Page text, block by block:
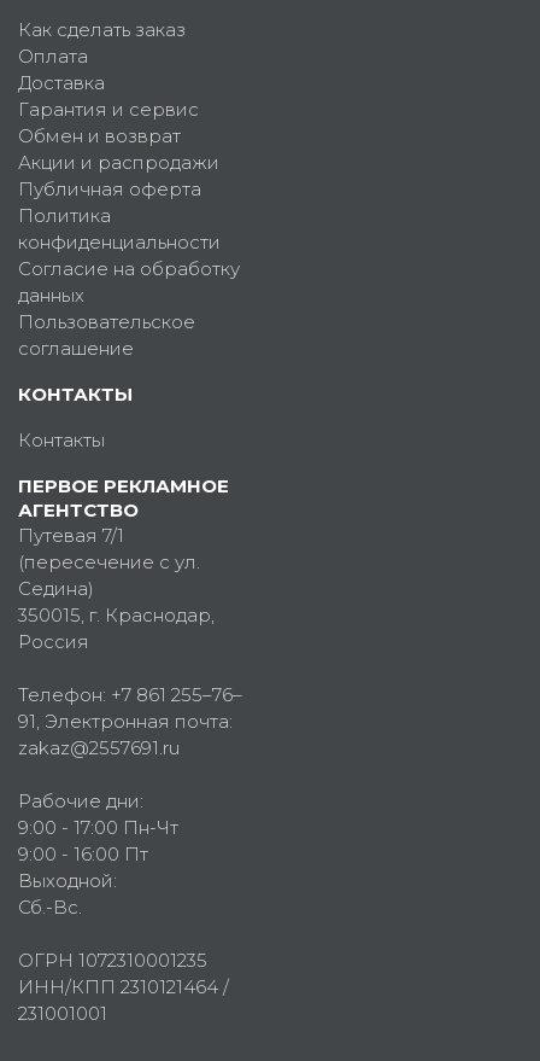
Как сделать заказ
Оплата
Доставка
Гарантия и сервис
Обмен и возврат
Акции и распродажи
Публичная оферта
Политика
конфиденциальности
Согласие на обработку
данных
Пользовательское
соглашение
КОНТАКТЫ
Контакты
ПЕРВОЕ РЕКЛАМНОЕ
АГЕНТСТВО
Путевая 7/1
(пересечение с ул.
Седина)
350015 , г. Краснодар,
Россия
Телефон: +7 861 255–76–
91 , Электронная почта:
zakaz@2557691.ru
Рабочие дни:
9:00 - 17:00 Пн-Чт
9:00 - 16:00 Пт
Выходной:
Сб.-Вс.
ОГРН 1072310001235
ИНН/КПП 2310121464 /
231001001